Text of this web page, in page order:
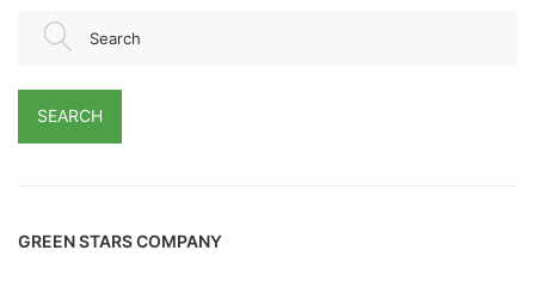
Search
SEARCH
GREEN STARS COMPANY